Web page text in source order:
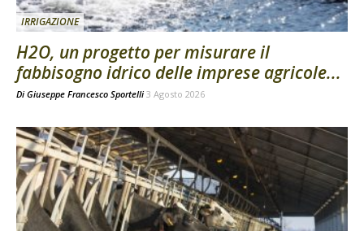
IRRIGAZIONE
H2O, un progetto per misurare il
fabbisogno idrico delle imprese agricole...
Di Giuseppe Francesco Sportelli 3 Agosto 2026